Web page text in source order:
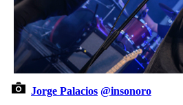
Jorge Palacios @insonoro